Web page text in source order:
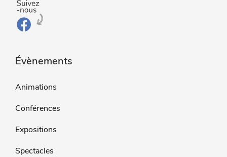
Évènements
Animations
Conférences
Expositions
Spectacles